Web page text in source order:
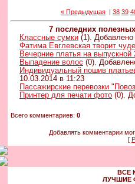
« Предыдущая | 38 39
7 последних
Классные сумки (1).
Фатима Евглевская творит
Вечерние платья на выпускной
Выпадение волос (0).
Индивидуальный пошив
10.03.2014 в 11:23
Пассажирские перевозки
Принтер для печати фото (0).
Всего комментариев: 0
Добавлять комментарии
[
ВСЕ
ЛУЧШИЕ